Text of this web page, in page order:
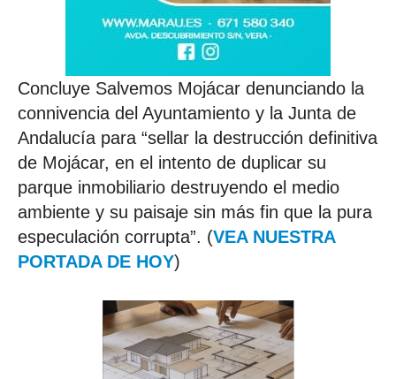
Concluye Salvemos Mojácar denunciando la
connivencia del Ayuntamiento y la Junta de
Andalucía para “sellar la destrucción definitiva
de Mojácar, en el intento de duplicar su
parque inmobiliario destruyendo el medio
ambiente y su paisaje sin más fin que la pura
especulación corrupta”. (VEA NUESTRA
PORTADA DE HOY)